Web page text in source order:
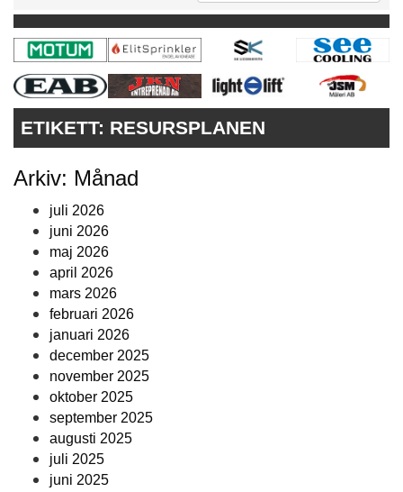
PRENUMERERA
VÅRA ANDRA MAGASIN
ANNONSERA
KONTAKT
ETIKETT: RESURSPLANEN
Arkiv: Månad
juli 2026
juni 2026
maj 2026
april 2026
mars 2026
februari 2026
januari 2026
december 2025
november 2025
oktober 2025
september 2025
augusti 2025
juli 2025
juni 2025